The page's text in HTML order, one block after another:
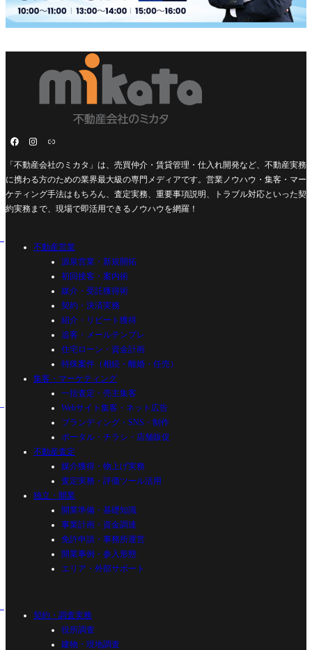
「不動産会社のミカタ」は、売買仲介・賃貸管理・仕入れ開発など、不動産実務
に携わる方のための業界最大級の専門メディアです。営業ノウハウ・集客・マー
ケティング手法はもちろん、査定実務、重要事項説明、トラブル対応といった契
約実務まで、現場で即活用できるノウハウを網羅！
不動産営業
源泉営業・新規開拓
初回接客・案内術
媒介・受託獲得術
契約・決済実務
紹介・リピート獲得
追客・メールテンプレ
住宅ローン・資金計画
特殊案件（相続・離婚・任売）
集客・マーケティング
一括査定・売主集客
Webサイト集客・ネット広告
ブランディング・SNS・制作
ポータル・チラシ・店舗販促
不動産査定
媒介獲得・物上げ実務
査定実務・評価ツール活用
独立・開業
開業準備・基礎知識
事業計画・資金調達
免許申請・事務所運営
開業事例・参入形態
エリア・外部サポート
契約・調査実務
役所調査
建物・現地調査